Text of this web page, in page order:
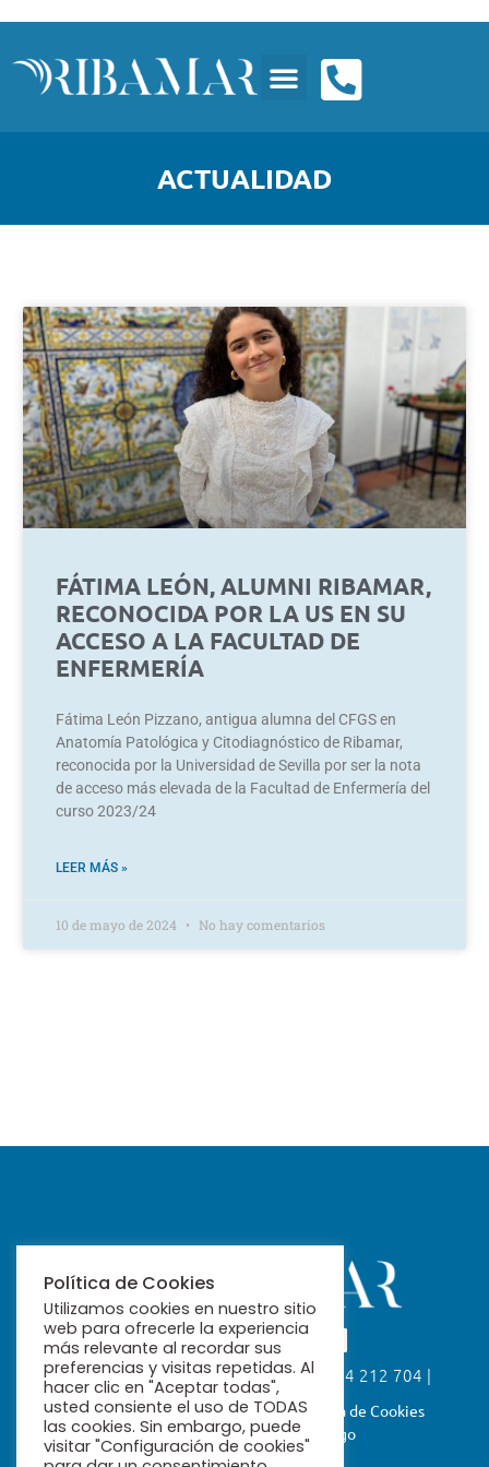
ACTUALIDAD
FÁTIMA LEÓN, ALUMNI RIBAMAR,
RECONOCIDA POR LA US EN SU
ACCESO A LA FACULTAD DE
ENFERMERÍA
Fátima León Pizzano, antigua alumna del CFGS en
Anatomía Patológica y Citodiagnóstico de Ribamar,
reconocida por la Universidad de Sevilla por ser la nota
de acceso más elevada de la Facultad de Enfermería del
curso 2023/24
LEER MÁS »
10 de mayo de 2024 No hay comentarios
Calle Fabiola, 26. 41004 Sevilla | 954 212 704 |
ribamar@ribamar.org
Aviso LegalPolítica de PrivacidadPolítica de Cookies
Términos y Condiciones de Pago
Política de Cookies
Utilizamos cookies en nuestro sitio
web para ofrecerle la experiencia
más relevante al recordar sus
preferencias y visitas repetidas. Al
hacer clic en "Aceptar todas",
usted consiente el uso de TODAS
las cookies. Sin embargo, puede
visitar "Configuración de cookies"